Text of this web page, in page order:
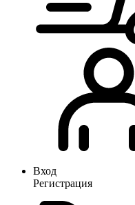
Вход
Регистрация